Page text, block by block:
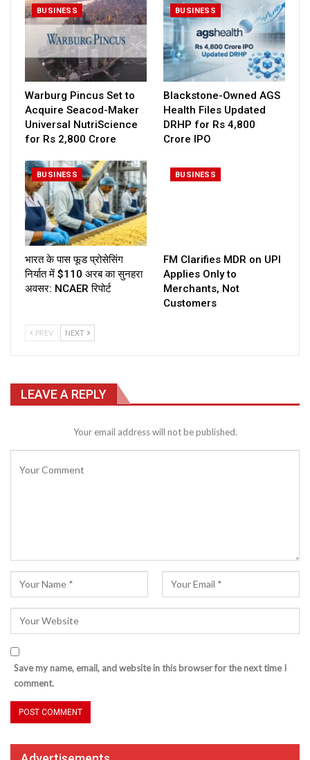
BUSINESS
Warburg Pincus Set to
Acquire Seacod-Maker
Universal NutriScience
for Rs 2,800 Crore
BUSINESS
Blackstone-Owned AGS
Health Files Updated
DRHP for Rs 4,800
Crore IPO
BUSINESS
भारत के पास फूड प्रोसेसिंग
निर्यात में $110 अरब का सुनहरा
अवसर: NCAER रिपोर्ट
BUSINESS
FM Clarifies MDR on UPI
Applies Only to
Merchants, Not
Customers
PREV NEXT
LEAVE A REPLY
Your email address will not be published.
Save my name, email, and website in this browser for the next time I
comment.